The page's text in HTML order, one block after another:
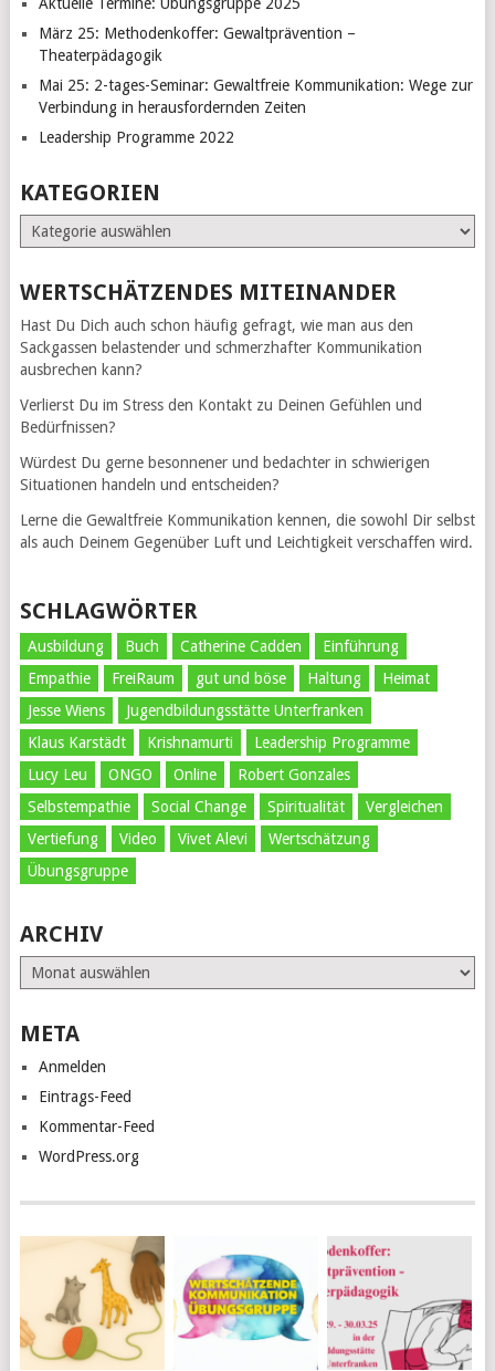
März 25: Methodenkoffer: Gewaltprävention –
Theaterpädagogik
Mai 25: 2-tages-Seminar: Gewaltfreie Kommunikation: Wege zur
Verbindung in herausfordernden Zeiten
Leadership Programme 2022
KATEGORIEN
Kategorien
WERTSCHÄTZENDES MITEINANDER
Hast Du Dich auch schon häufig gefragt, wie man aus den
Sackgassen belastender und schmerzhafter Kommunikation
ausbrechen kann?
Verlierst Du im Stress den Kontakt zu Deinen Gefühlen und
Bedürfnissen?
Würdest Du gerne besonnener und bedachter in schwierigen
Situationen handeln und entscheiden?
Lerne die Gewaltfreie Kommunikation kennen, die sowohl Dir selbst
als auch Deinem Gegenüber Luft und Leichtigkeit verschaffen wird.
SCHLAGWÖRTER
Ausbildung Buch Catherine Cadden
Einführung
Empathie
FreiRaum gut und böse Haltung
Heimat
Jesse Wiens
Jugendbildungsstätte Unterfranken
Klaus Karstädt
Krishnamurti
Leadership Programme
Lucy Leu
ONGO Online
Robert Gonzales
Selbstempathie
Social Change Spiritualität
Vergleichen
Vertiefung
Video Vivet Alevi
Wertschätzung
Übungsgruppe
ARCHIV
Archiv
META
Anmelden
Eintrags-Feed
Kommentar-Feed
WordPress.org